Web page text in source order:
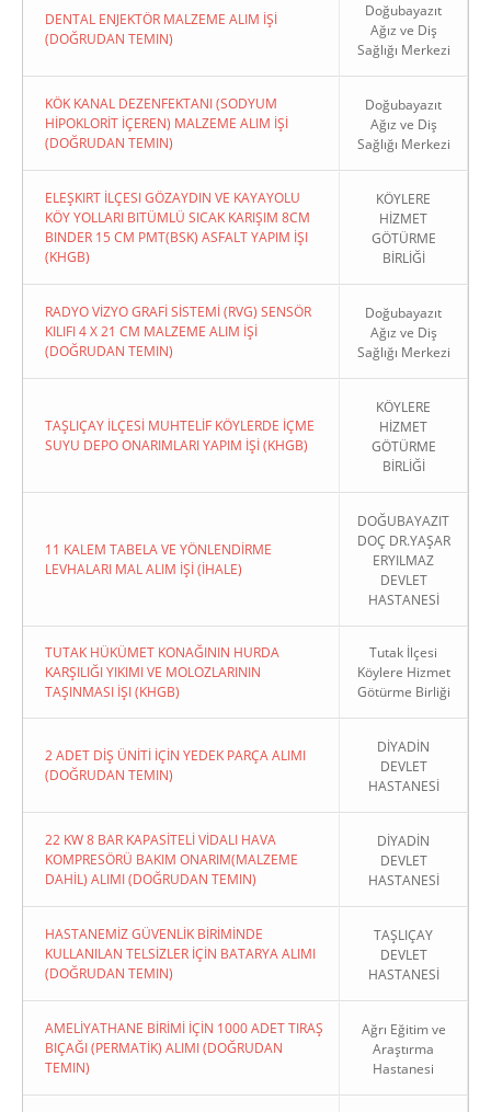
DENTAL ENJEKTÖR MALZEME ALIM İŞİ
(DOĞRUDAN TEMIN)
Doğubayazıt
Ağız ve Diş
Sağlığı Merkezi
KÖK KANAL DEZENFEKTANI (SODYUM
HİPOKLORİT İÇEREN) MALZEME ALIM İŞİ
(DOĞRUDAN TEMIN)
Doğubayazıt
Ağız ve Diş
Sağlığı Merkezi
ELEŞKIRT İLÇESI GÖZAYDIN VE KAYAYOLU
KÖY YOLLARI BITÜMLÜ SICAK KARIŞIM 8CM
BINDER 15 CM PMT(BSK) ASFALT YAPIM İŞI
(KHGB)
KÖYLERE
HİZMET
GÖTÜRME
BİRLİĞİ
RADYO VİZYO GRAFİ SİSTEMİ (RVG) SENSÖR
KILIFI 4 X 21 CM MALZEME ALIM İŞİ
(DOĞRUDAN TEMIN)
Doğubayazıt
Ağız ve Diş
Sağlığı Merkezi
TAŞLIÇAY İLÇESİ MUHTELİF KÖYLERDE İÇME
SUYU DEPO ONARIMLARI YAPIM İŞİ (KHGB)
KÖYLERE
HİZMET
GÖTÜRME
BİRLİĞİ
11 KALEM TABELA VE YÖNLENDİRME
LEVHALARI MAL ALIM İŞİ (İHALE)
DOĞUBAYAZIT
DOÇ DR.YAŞAR
ERYILMAZ
DEVLET
HASTANESİ
TUTAK HÜKÜMET KONAĞININ HURDA
KARŞILIĞI YIKIMI VE MOLOZLARININ
TAŞINMASI İŞI (KHGB)
Tutak İlçesi
Köylere Hizmet
Götürme Birliği
2 ADET DİŞ ÜNİTİ İÇİN YEDEK PARÇA ALIMI
(DOĞRUDAN TEMIN)
DİYADİN
DEVLET
HASTANESİ
22 KW 8 BAR KAPASİTELİ VİDALI HAVA
KOMPRESÖRÜ BAKIM ONARIM(MALZEME
DAHİL) ALIMI (DOĞRUDAN TEMIN)
DİYADİN
DEVLET
HASTANESİ
HASTANEMİZ GÜVENLİK BİRİMİNDE
KULLANILAN TELSİZLER İÇİN BATARYA ALIMI
(DOĞRUDAN TEMIN)
TAŞLIÇAY
DEVLET
HASTANESİ
AMELİYATHANE BİRİMİ İÇİN 1000 ADET TIRAŞ
BIÇAĞI (PERMATİK) ALIMI (DOĞRUDAN
TEMIN)
Ağrı Eğitim ve
Araştırma
Hastanesi